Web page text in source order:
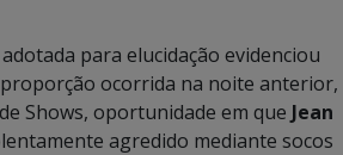
para elucidação evidenciou
ocorrida na noite anterior,
Shows, oportunidade em que Jean
agredido mediante socos